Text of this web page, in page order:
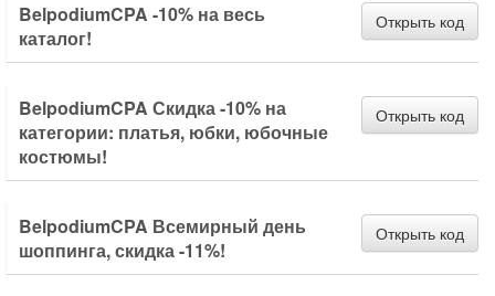
BelpodiumCPA -10% на весь
каталог!
Открыть код
BelpodiumCPA Скидка -10% на
категории: платья, юбки, юбочные
костюмы!
Открыть код
BelpodiumCPA Всемирный день
шоппинга, скидка -11%!
Открыть код